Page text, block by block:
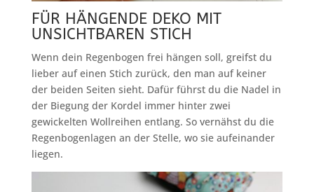
FÜR HÄNGENDE DEKO MIT
UNSICHTBAREN STICH
Wenn dein Regenbogen frei hängen soll, greifst du
lieber auf einen Stich zurück, den man auf keiner
der beiden Seiten sieht. Dafür führst du die Nadel in
der Biegung der Kordel immer hinter zwei
gewickelten Wollreihen entlang. So vernähst du die
Regenbogenlagen an der Stelle, wo sie aufeinander
liegen.